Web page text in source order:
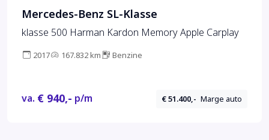
Mercedes-Benz SL-Klasse
klasse 500 Harman Kardon Memory Apple Carplay
2017 167.832 km Benzine
va. € 940,- p/m € 51.400,- Marge auto